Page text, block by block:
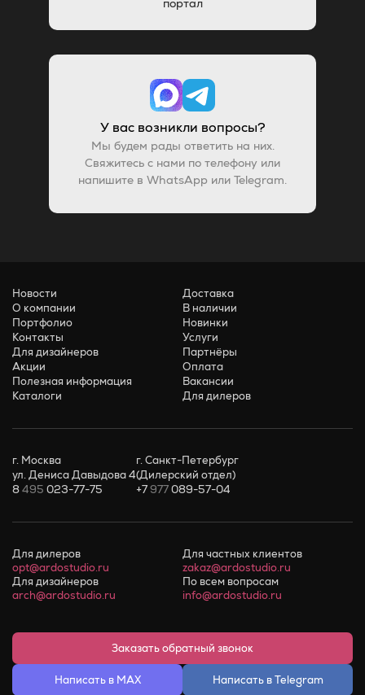
портал
У вас возникли вопросы?
Мы будем рады ответить на них.
Свяжитесь с нами по телефону или
напишите в WhatsApp или Telegram.
Новости
О компании
Портфолио
Контакты
Для дизайнеров
Акции
Полезная информация
Каталоги
Доставка
В наличии
Новинки
Услуги
Партнёры
Оплата
Вакансии
Для дилеров
г. Москва
ул. Дениса Давыдова 4
8495 023-77-75
г. Санкт-Петербург
(Дилерский отдел)
+7977089-57-04
Для дилеров
opt@ardostudio.ru
Для частных клиентов
zakaz@ardostudio.ru
Для дизайнеров
arch@ardostudio.ru
По всем вопросам
info@ardostudio.ru
Заказать обратный звонок
Написать в MAX Написать в Telegram